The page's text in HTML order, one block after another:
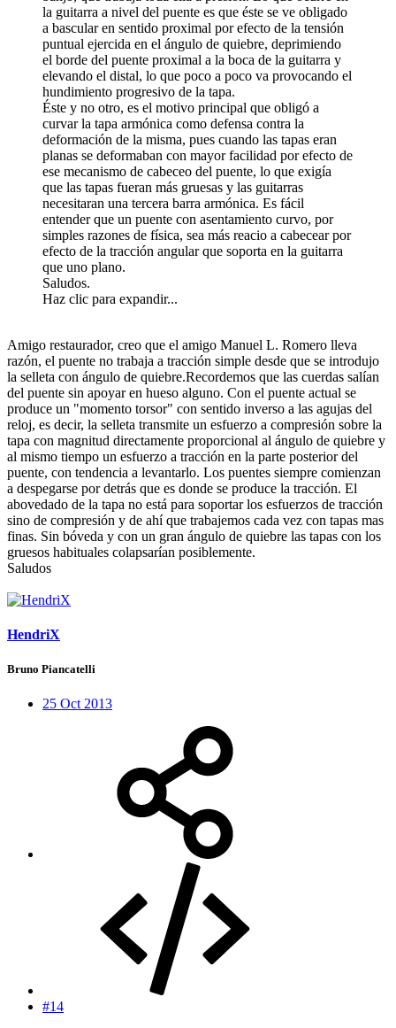
la guitarra a nivel del puente es que éste se ve obligado
a bascular en sentido proximal por efecto de la tensión
puntual ejercida en el ángulo de quiebre, deprimiendo
el borde del puente proximal a la boca de la guitarra y
elevando el distal, lo que poco a poco va provocando el
hundimiento progresivo de la tapa.
Éste y no otro, es el motivo principal que obligó a
curvar la tapa armónica como defensa contra la
deformación de la misma, pues cuando las tapas eran
planas se deformaban con mayor facilidad por efecto de
ese mecanismo de cabeceo del puente, lo que exigía
que las tapas fueran más gruesas y las guitarras
necesitaran una tercera barra armónica. Es fácil
entender que un puente con asentamiento curvo, por
simples razones de física, sea más reacio a cabecear por
efecto de la tracción angular que soporta en la guitarra
que uno plano.
Saludos.
Haz clic para expandir...
Amigo restaurador, creo que el amigo Manuel L. Romero lleva
razón, el puente no trabaja a tracción simple desde que se introdujo
la selleta con ángulo de quiebre.Recordemos que las cuerdas salían
del puente sin apoyar en hueso alguno. Con el puente actual se
produce un "momento torsor" con sentido inverso a las agujas del
reloj, es decir, la selleta transmite un esfuerzo a compresión sobre la
tapa con magnitud directamente proporcional al ángulo de quiebre y
al mismo tiempo un esfuerzo a tracción en la parte posterior del
puente, con tendencia a levantarlo. Los puentes siempre comienzan
a despegarse por detrás que es donde se produce la tracción. El
abovedado de la tapa no está para soportar los esfuerzos de tracción
sino de compresión y de ahí que trabajemos cada vez con tapas mas
finas. Sin bóveda y con un gran ángulo de quiebre las tapas con los
gruesos habituales colapsarían posiblemente.
Saludos
HendriX
Bruno Piancatelli
25 Oct 2013
#14